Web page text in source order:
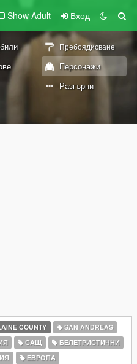
Show Adult Вход
Пребоядисване
Персонажи
Разгърни
COUNTY
SAN ANDREAS
САЩ
БЕЛЕТРИСТИЧНИ
ЕВРОПА